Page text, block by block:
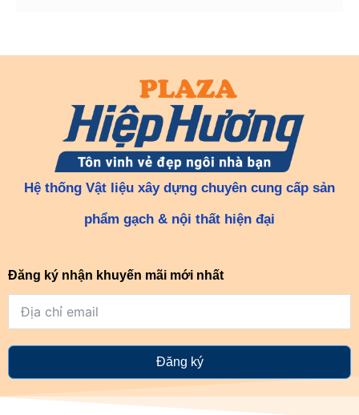
Hệ thống Vật liệu xây dựng chuyên cung cấp sản
phẩm gạch & nội thất hiện đại
Đăng ký nhận khuyến mãi mới nhất
Đăng ký